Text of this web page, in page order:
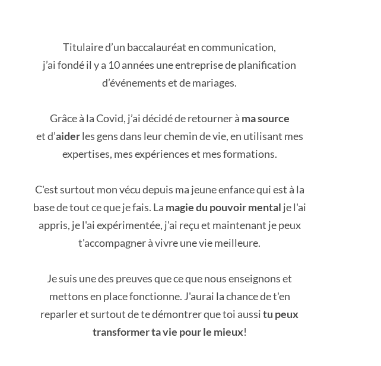
Titulaire d’un baccalauréat en communication,
j’ai fondé il y a 10 années une entreprise de planification
d’événements et de mariages.
Grâce à la Covid, j’ai décidé de retourner à ma source
et d’aiderles gens dans leur chemin de vie, en utilisant mes
expertises, mes expériences et mes formations.
C'est surtout mon vécu depuis ma jeune enfance qui est à la
base de tout ce que je fais. La magie du pouvoir mental je l'ai
appris, je l'ai expérimentée, j'ai reçu et maintenant je peux
t'accompagner à vivre une vie meilleure.
Je suis une des preuves que ce que nous enseignons et
mettons en place fonctionne. J'aurai la chance de t'en
reparler et surtout de te démontrer que toi aussitu peux
transformer ta vie pour le mieux!